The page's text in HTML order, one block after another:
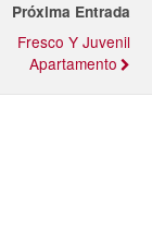
Próxima Entrada
Fresco Y Juvenil
Apartamento